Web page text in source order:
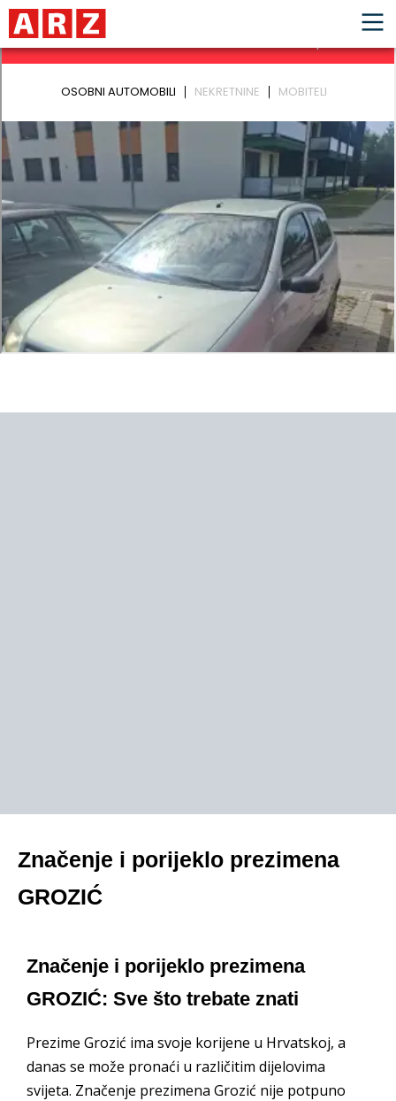
Značenje i porijeklo prezimena
GROZIĆ
Značenje i porijeklo prezimena
GROZIĆ: Sve što trebate znati
Prezime Grozić ima svoje korijene u Hrvatskoj, a
danas se može pronaći u različitim dijelovima
svijeta. Značenje prezimena Grozić nije potpuno